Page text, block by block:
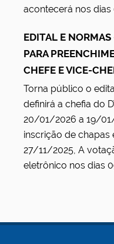
acontecerá nos
EDITAL E
PARA
CHEFE E VICE-
Torna público o
definirá a chefia do
20/01/2026 a 19/
inscrição de chapas
27/11/2025, A
eletrônico nos dias